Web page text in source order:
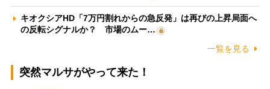
キオクシアHD「7万円割れからの急反発」は再びの上昇局面へ
の反転シグナルか？ 市場のムー…
一覧を見る
突然マルサがやって来た！